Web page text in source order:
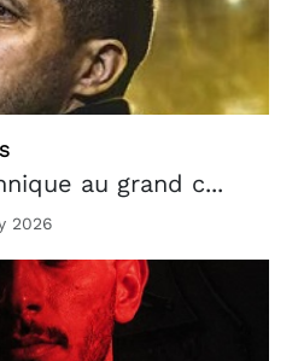
au grand c...
2026